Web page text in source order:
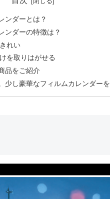
ンダーとは？
ンダーの特徴は？
れい
を取りはがせる
品をご紹介
少し豪華なフィルムカレンダーを